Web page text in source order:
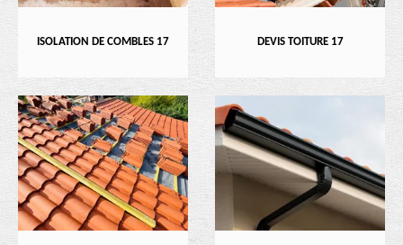
ISOLATION DE COMBLES 17 DEVIS TOITURE 17